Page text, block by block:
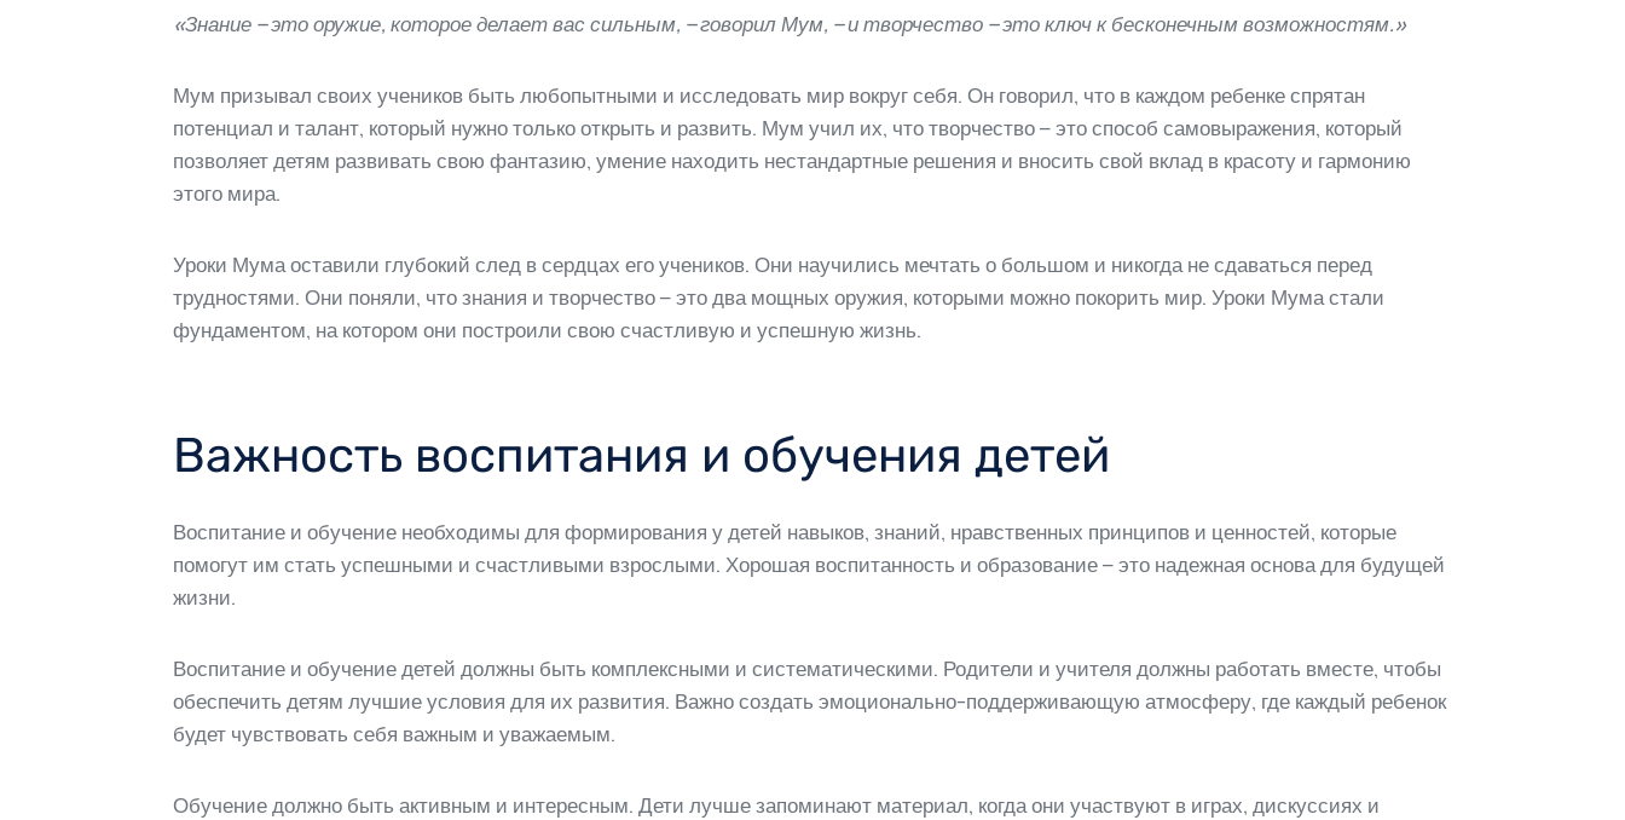
«Знание – это оружие, которое делает вас сильным, – говорил Мум, – и творчество – это ключ к бесконечным возможностям.»
Мум призывал своих учеников быть любопытными и исследовать мир вокруг себя. Он говорил, что в каждом ребенке спрятан
потенциал и талант, который нужно только открыть и развить. Мум учил их, что творчество – это способ самовыражения, который
позволяет детям развивать свою фантазию, умение находить нестандартные решения и вносить свой вклад в красоту и гармонию
этого мира.
Уроки Мума оставили глубокий след в сердцах его учеников. Они научились мечтать о большом и никогда не сдаваться перед
трудностями. Они поняли, что знания и творчество – это два мощных оружия, которыми можно покорить мир. Уроки Мума стали
фундаментом, на котором они построили свою счастливую и успешную жизнь.
Важность воспитания и обучения детей
Воспитание и обучение необходимы для формирования у детей навыков, знаний, нравственных принципов и ценностей, которые
помогут им стать успешными и счастливыми взрослыми. Хорошая воспитанность и образование – это надежная основа для будущей
жизни.
Воспитание и обучение детей должны быть комплексными и систематическими. Родители и учителя должны работать вместе, чтобы
обеспечить детям лучшие условия для их развития. Важно создать эмоционально-поддерживающую атмосферу, где каждый ребенок
будет чувствовать себя важным и уважаемым.
Обучение должно быть активным и интересным. Дети лучше запоминают материал, когда они участвуют в играх, дискуссиях и